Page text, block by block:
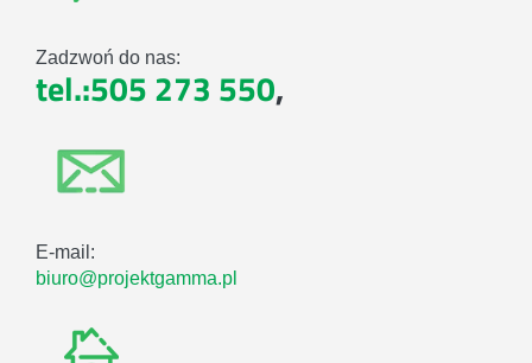
Zadzwoń do nas:
tel.:505 273 550,
E-mail:
biuro@projektgamma.pl